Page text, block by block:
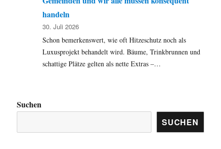
handeln
30. Juli 2026
Schon bemerkenswert, wie oft Hitzeschutz noch als
Luxusprojekt behandelt wird. Bäume, Trinkbrunnen und
schattige Plätze gelten als nette Extras –…
Suchen
SUCHEN